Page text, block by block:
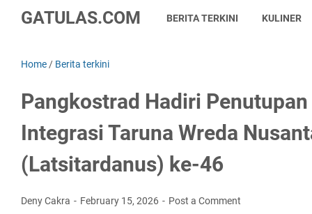
GATULAS.COM BERITA TERKINI KULINER
Home / Berita terkini
Pangkostrad Hadiri
Integrasi Taruna Wreda
(Latsitardanus) ke-46
Deny Cakra February 15, 2026 Post a Comment